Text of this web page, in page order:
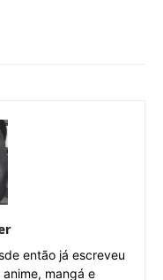
então já escreveu
mangá e